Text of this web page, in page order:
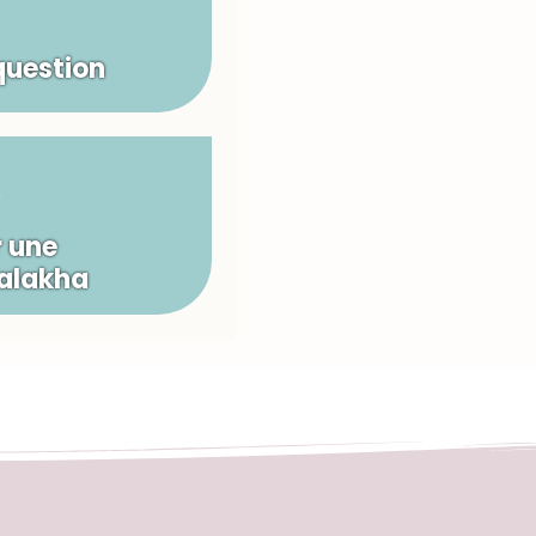
une